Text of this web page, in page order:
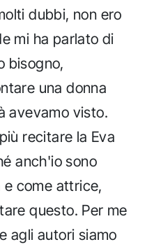
dubbi, non ero
mi ha parlato di
bisogno,
una donna
avevamo visto.
recitare la Eva
anch'io sono
come attrice,
questo. Per me
agli autori siamo